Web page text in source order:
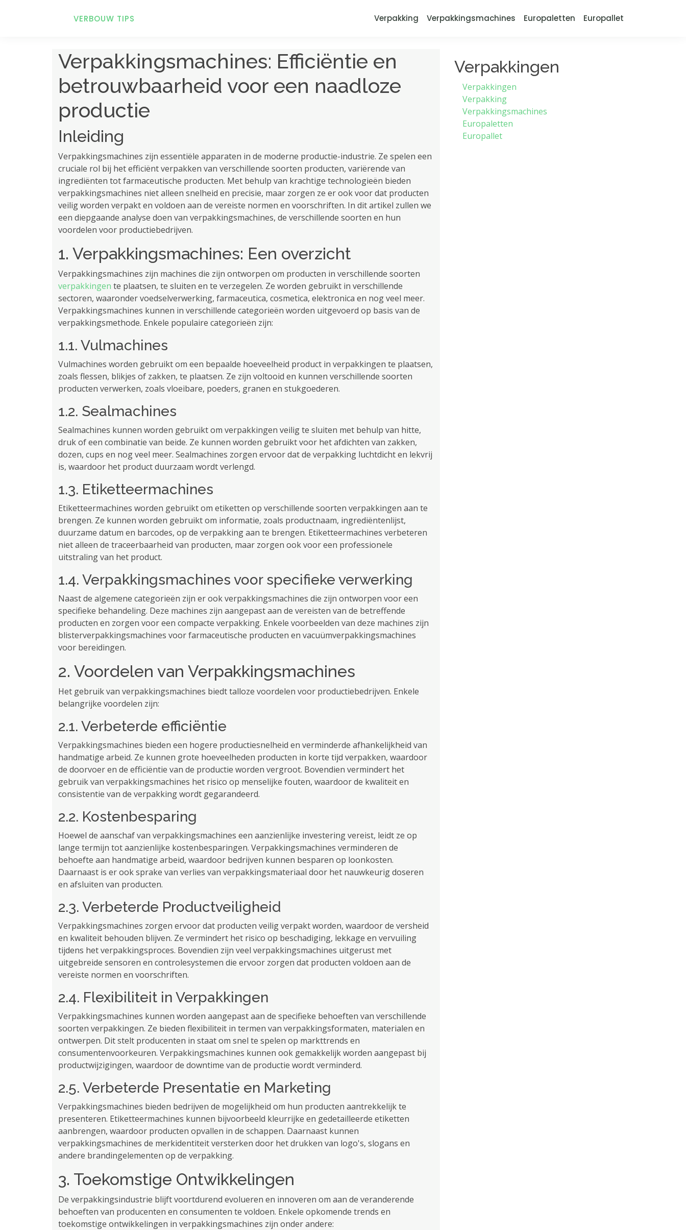
VERBOUW TIPS Verpakking Verpakkingsmachines Europaletten Europallet
Verpakkingsmachines: Efficiëntie en
betrouwbaarheid voor een naadloze
productie
Inleiding
Verpakkingsmachines zijn essentiële apparaten in de moderne productie-industrie. Ze spelen een
cruciale rol bij het efficiënt verpakken van verschillende soorten producten, variërende van
ingrediënten tot farmaceutische producten. Met behulp van krachtige technologieën bieden
verpakkingsmachines niet alleen snelheid en precisie, maar zorgen ze er ook voor dat producten
veilig worden verpakt en voldoen aan de vereiste normen en voorschriften. In dit artikel zullen we
een diepgaande analyse doen van verpakkingsmachines, de verschillende soorten en hun
voordelen voor productiebedrijven.
1. Verpakkingsmachines: Een overzicht
Verpakkingsmachines zijn machines die zijn ontworpen om producten in verschillende soorten
verpakkingen te plaatsen, te sluiten en te verzegelen. Ze worden gebruikt in verschillende
sectoren, waaronder voedselverwerking, farmaceutica, cosmetica, elektronica en nog veel meer.
Verpakkingsmachines kunnen in verschillende categorieën worden uitgevoerd op basis van de
verpakkingsmethode. Enkele populaire categorieën zijn:
1.1. Vulmachines
Vulmachines worden gebruikt om een ​​bepaalde hoeveelheid product in verpakkingen te plaatsen,
zoals flessen, blikjes of zakken, te plaatsen. Ze zijn voltooid en kunnen verschillende soorten
producten verwerken, zoals vloeibare, poeders, granen en stukgoederen.
1.2. Sealmachines
Sealmachines kunnen worden gebruikt om verpakkingen veilig te sluiten met behulp van hitte,
druk of een combinatie van beide. Ze kunnen worden gebruikt voor het afdichten van zakken,
dozen, cups en nog veel meer. Sealmachines zorgen ervoor dat de verpakking luchtdicht en lekvrij
is, waardoor het product duurzaam wordt verlengd.
1.3. Etiketteermachines
Etiketteermachines worden gebruikt om etiketten op verschillende soorten verpakkingen aan te
brengen. Ze kunnen worden gebruikt om informatie, zoals productnaam, ingrediëntenlijst,
duurzame datum en barcodes, op de verpakking aan te brengen. Etiketteermachines verbeteren
niet alleen de traceerbaarheid van producten, maar zorgen ook voor een professionele
uitstraling van het product.
1.4. Verpakkingsmachines voor specifieke verwerking
Naast de algemene categorieën zijn er ook verpakkingsmachines die zijn ontworpen voor een
specifieke behandeling. Deze machines zijn aangepast aan de vereisten van de betreffende
producten en zorgen voor een compacte verpakking. Enkele voorbeelden van deze machines zijn
blisterverpakkingsmachines voor farmaceutische producten en vacuümverpakkingsmachines
voor bereidingen.
2. Voordelen van Verpakkingsmachines
Het gebruik van verpakkingsmachines biedt talloze voordelen voor productiebedrijven. Enkele
belangrijke voordelen zijn:
2.1. Verbeterde efficiëntie
Verpakkingsmachines bieden een hogere productiesnelheid en verminderde afhankelijkheid van
handmatige arbeid. Ze kunnen grote hoeveelheden producten in korte tijd verpakken, waardoor
de doorvoer en de efficiëntie van de productie worden vergroot. Bovendien vermindert het
gebruik van verpakkingsmachines het risico op menselijke fouten, waardoor de kwaliteit en
consistentie van de verpakking wordt gegarandeerd.
2.2. Kostenbesparing
Hoewel de aanschaf van verpakkingsmachines een aanzienlijke investering vereist, leidt ze op
lange termijn tot aanzienlijke kostenbesparingen. Verpakkingsmachines verminderen de
behoefte aan handmatige arbeid, waardoor bedrijven kunnen besparen op loonkosten.
Daarnaast is er ook sprake van verlies van verpakkingsmateriaal door het nauwkeurig doseren
en afsluiten van producten.
2.3. Verbeterde Productveiligheid
Verpakkingsmachines zorgen ervoor dat producten veilig verpakt worden, waardoor de versheid
en kwaliteit behouden blijven. Ze vermindert het risico op beschadiging, lekkage en vervuiling
tijdens het verpakkingsproces. Bovendien zijn veel verpakkingsmachines uitgerust met
uitgebreide sensoren en controlesystemen die ervoor zorgen dat producten voldoen aan de
vereiste normen en voorschriften.
2.4. Flexibiliteit in Verpakkingen
Verpakkingsmachines kunnen worden aangepast aan de specifieke behoeften van verschillende
soorten verpakkingen. Ze bieden flexibiliteit in termen van verpakkingsformaten, materialen en
ontwerpen. Dit stelt producenten in staat om snel te spelen op markttrends en
consumentenvoorkeuren. Verpakkingsmachines kunnen ook gemakkelijk worden aangepast bij
productwijzigingen, waardoor de downtime van de productie wordt verminderd.
2.5. Verbeterde Presentatie en Marketing
Verpakkingsmachines bieden bedrijven de mogelijkheid om hun producten aantrekkelijk te
presenteren. Etiketteermachines kunnen bijvoorbeeld kleurrijke en gedetailleerde etiketten
aanbrengen, waardoor producten opvallen in de schappen. Daarnaast kunnen
verpakkingsmachines de merkidentiteit versterken door het drukken van logo's, slogans en
andere brandingelementen op de verpakking.
3. Toekomstige Ontwikkelingen
De verpakkingsindustrie blijft voortdurend evolueren en innoveren om aan de veranderende
behoeften van producenten en consumenten te voldoen. Enkele opkomende trends en
toekomstige ontwikkelingen in verpakkingsmachines zijn onder andere:
Verpakkingen
Verpakkingen
Verpakking
Verpakkingsmachines
Europaletten
Europallet